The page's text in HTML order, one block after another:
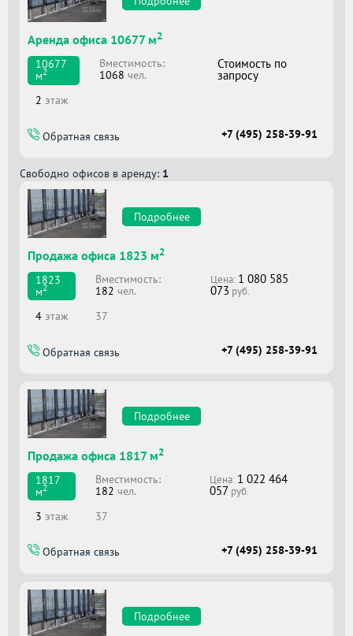
Аренда офиса 10677 м2
10677
м2
Вместимоcть:
1068 чел.
Стоимость по
запросу
2 этаж
Обратная связь +7 (495) 258-39-91
Свободно офисов в аренду: 1
Подробнее
Продажа офиса 1823 м2
1823
м2
Вместимоcть:
182 чел.
Цена: 1 080 585
073 руб.
4 этаж 37
Обратная связь +7 (495) 258-39-91
Подробнее
Продажа офиса 1817 м2
1817
м2
Вместимоcть:
182 чел.
Цена: 1 022 464
057 руб.
3 этаж 37
Обратная связь +7 (495) 258-39-91
Подробнее